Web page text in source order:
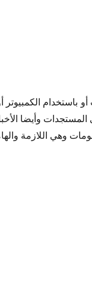
باستخدام الكمبيوتر
وأيضا
وهي اللازمة